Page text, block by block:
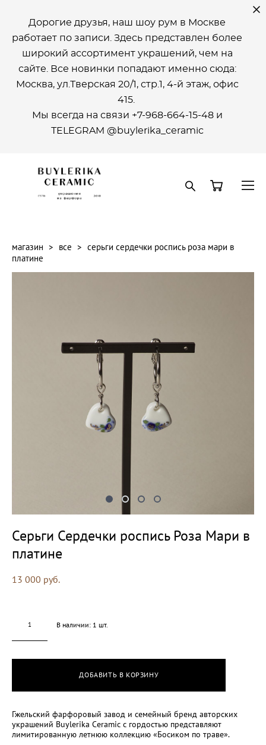
Дорогие друзья, наш шоу рум в Москве
работает по записи. Здесь представлен более
широкий ассортимент украшений, чем на
сайте. Все новинки попадают именно сюда:
Москва, ул.Тверская 20/1, стр.1, 4-й этаж, офиc
415.
Мы всегда на связи +7-968-664-15-48 и
ТELEGRAM @buylerika_ceramic
магазин > все > серьги сердечки роспись роза мари в
платине
Серьги Сердечки роспись Роза Мари в
платине
13 000 pуб.
В наличии: 1 шт.
ДОБАВИТЬ В КОРЗИНУ
Гжельский фарфоровый завод и семейный бренд авторских
украшений Buylerika Ceramic с гордостью представляют
лимитированную летнюю коллекцию «Босиком по траве».